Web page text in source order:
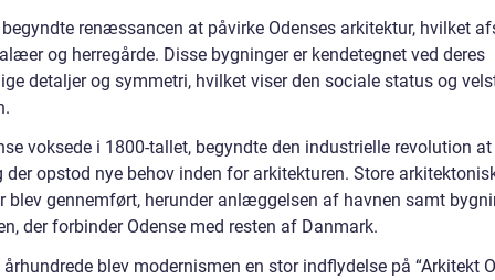
renæssancen at påvirke Odenses arkitektur, hvilket
og herregårde. Disse bygninger er kendetegnet ved deres
detaljer og symmetri, hvilket viser den sociale status og
voksede i 1800-tallet, begyndte den industrielle revolution
der opstod nye behov inden for arkitekturen. Store
blev gennemført, herunder anlæggelsen af havnen samt
der forbinder Odense med resten af Danmark.
blev modernismen en stor indflydelse på “Arkitekt